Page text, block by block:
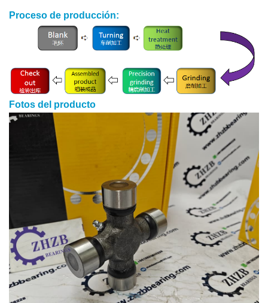
Proceso de producción:
Fotos del producto